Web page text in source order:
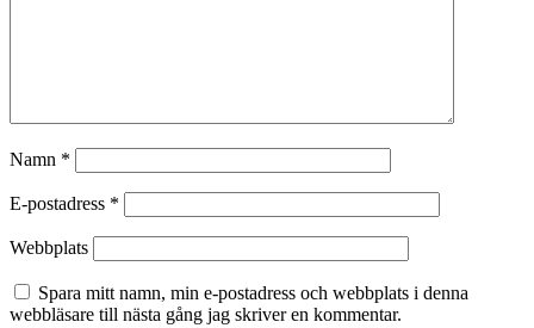
Namn *
E-postadress *
Webbplats
Spara mitt namn, min e-postadress och webbplats i denna
webbläsare till nästa gång jag skriver en kommentar.